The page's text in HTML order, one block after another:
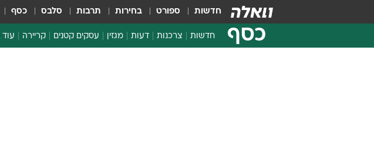
חדשות ספורט בחירות תרבות סלבס כסף
כסף חדשות צרכנות דעות מגזין עסקים קטנים קריירה